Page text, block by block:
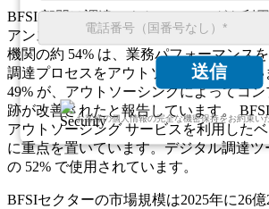
送信
お客様の個人情報の完全な機密保持をお約束い
BFSI 部門は調達アウトソーシングを利
アンス、ベンダー契約、コスト効率を管
機関の約 54% は、業務パフォーマンス
調達プロセスをアウトソーシングしてい
49% が、アウトソーシングによってコ
跡が改善されたと報告しています。 BFSI
アウトソーシング サービスを利用した
に重点を置いています。デジタル調達ツ
の 52% で使用されています。
BFSIセクターの市場規模は2025年に26